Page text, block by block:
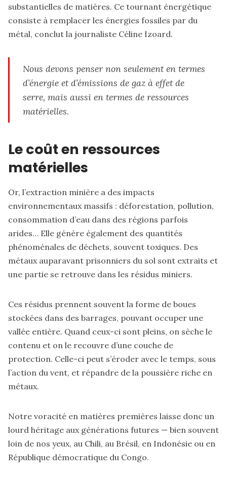
substantielles de matières. Ce tournant énergétique
consiste à remplacer les énergies fossiles par du
métal, conclut la journaliste Céline Izoard.
Nous devons penser non seulement en termes
d’énergie et d’émissions de gaz à effet de
serre, mais aussi en termes de ressources
matérielles.
Le coût en ressources
matérielles
Or, l’extraction minière a des impacts
environnementaux massifs : déforestation, pollution,
consommation d’eau dans des régions parfois
arides… Elle génère également des quantités
phénoménales de déchets, souvent toxiques. Des
métaux auparavant prisonniers du sol sont extraits et
une partie se retrouve dans les résidus miniers.
Ces résidus prennent souvent la forme de boues
stockées dans des barrages, pouvant occuper une
vallée entière. Quand ceux-ci sont pleins, on sèche le
contenu et on le recouvre d’une couche de
protection. Celle-ci peut s’éroder avec le temps, sous
l’action du vent, et répandre de la poussière riche en
métaux.
Notre voracité en matières premières laisse donc un
lourd héritage aux générations futures — bien souvent
loin de nos yeux, au Chili, au Brésil, en Indonésie ou en
République démocratique du Congo.